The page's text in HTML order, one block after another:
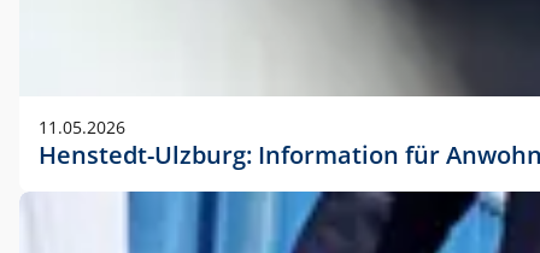
11.05.2026
Henstedt-Ulzburg: Information für